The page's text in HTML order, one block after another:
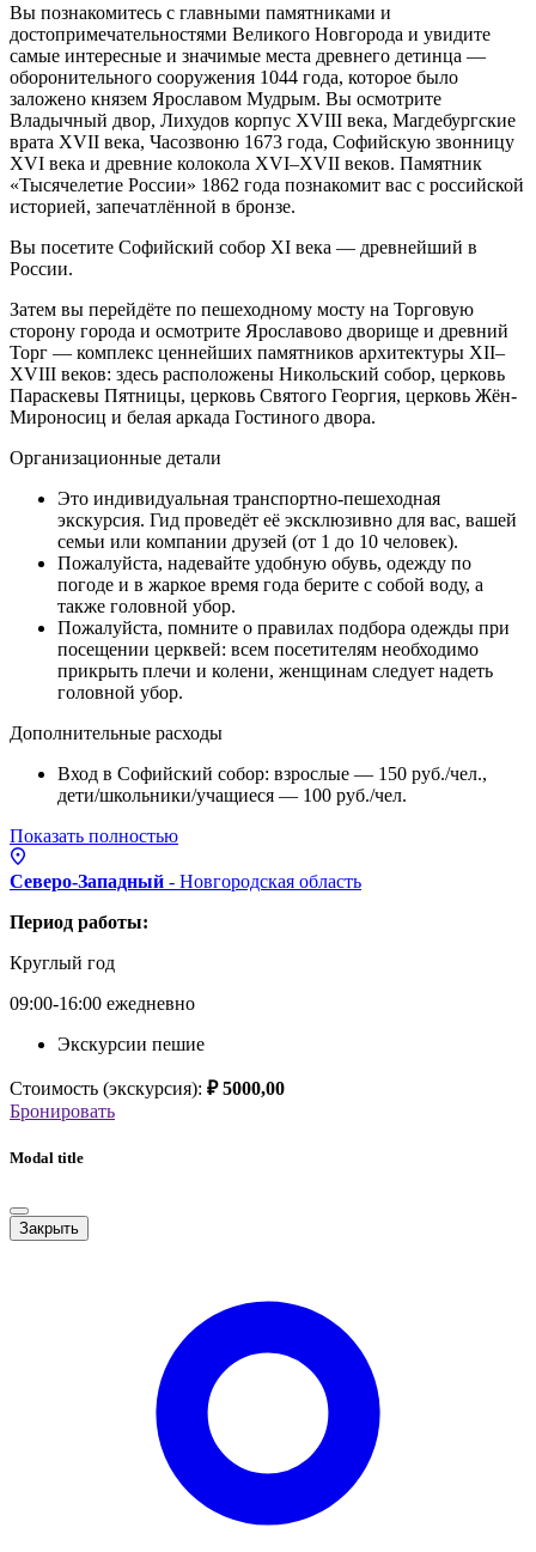
Вы познакомитесь с главными памятниками и
достопримечательностями Великого Новгорода и увидите
самые интересные и значимые места древнего детинца —
оборонительного сооружения 1044 года, которое было
заложено князем Ярославом Мудрым. Вы осмотрите
Владычный двор, Лихудов корпус XVIII века, Магдебургские
врата XVII века, Часозвоню 1673 года, Софийскую звонницу
XVI века и древние колокола XVI–XVII веков. Памятник
«Тысячелетие России» 1862 года познакомит вас с российской
историей, запечатлённой в бронзе.
Вы посетите Софийский собор XI века — древнейший в
России.
Затем вы перейдёте по пешеходному мосту на Торговую
сторону города и осмотрите Ярославово дворище и древний
Торг — комплекс ценнейших памятников архитектуры XII–
XVIII веков: здесь расположены Никольский собор, церковь
Параскевы Пятницы, церковь Святого Георгия, церковь Жён-
Мироносиц и белая аркада Гостиного двора.
Организационные детали
Это индивидуальная транспортно-пешеходная
экскурсия. Гид проведёт её эксклюзивно для вас, вашей
семьи или компании друзей (от 1 до 10 человек).
Пожалуйста, надевайте удобную обувь, одежду по
погоде и в жаркое время года берите с собой воду, а
также головной убор.
Пожалуйста, помните о правилах подбора одежды при
посещении церквей: всем посетителям необходимо
прикрыть плечи и колени, женщинам следует надеть
головной убор.
Дополнительные расходы
Вход в Софийский собор: взрослые — 150 руб./чел.,
дети/школьники/учащиеся — 100 руб./чел.
Показать полностью
Северо-Западный - Новгородская область
Период работы:
Круглый год
09:00-16:00 ежедневно
Экскурсии пешие
Стоимость (экскурсия): ₽ 5000,00
Бронировать
Modal title
Закрыть